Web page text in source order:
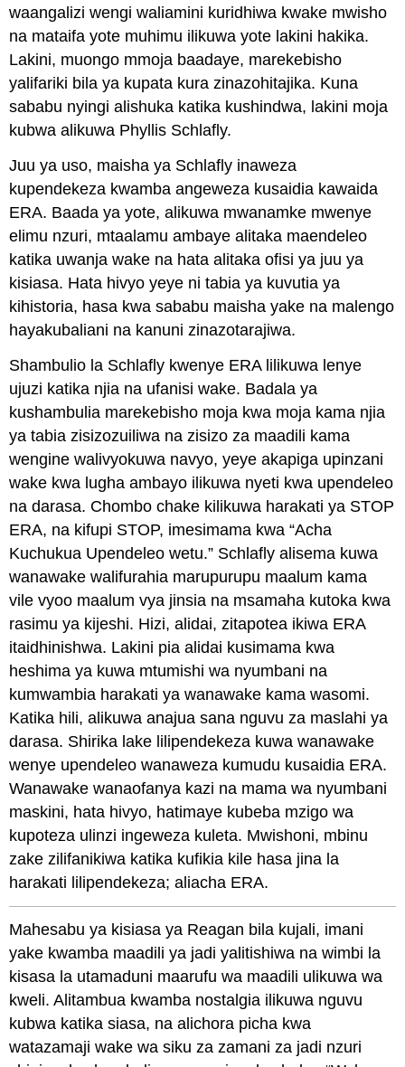
waangalizi wengi waliamini kuridhiwa kwake mwisho
na mataifa yote muhimu ilikuwa yote lakini hakika.
Lakini, muongo mmoja baadaye, marekebisho
yalifariki bila ya kupata kura zinazohitajika. Kuna
sababu nyingi alishuka katika kushindwa, lakini moja
kubwa alikuwa Phyllis Schlafly.
Juu ya uso, maisha ya Schlafly inaweza
kupendekeza kwamba angeweza kusaidia kawaida
ERA. Baada ya yote, alikuwa mwanamke mwenye
elimu nzuri, mtaalamu ambaye alitaka maendeleo
katika uwanja wake na hata alitaka ofisi ya juu ya
kisiasa. Hata hivyo yeye ni tabia ya kuvutia ya
kihistoria, hasa kwa sababu maisha yake na malengo
hayakubaliani na kanuni zinazotarajiwa.
Shambulio la Schlafly kwenye ERA lilikuwa lenye
ujuzi katika njia na ufanisi wake. Badala ya
kushambulia marekebisho moja kwa moja kama njia
ya tabia zisizozuiliwa na zisizo za maadili kama
wengine walivyokuwa navyo, yeye akapiga upinzani
wake kwa lugha ambayo ilikuwa nyeti kwa upendeleo
na darasa. Chombo chake kilikuwa harakati ya STOP
ERA, na kifupi STOP, imesimama kwa “Acha
Kuchukua Upendeleo wetu.” Schlafly alisema kuwa
wanawake walifurahia marupurupu maalum kama
vile vyoo maalum vya jinsia na msamaha kutoka kwa
rasimu ya kijeshi. Hizi, alidai, zitapotea ikiwa ERA
itaidhinishwa. Lakini pia alidai kusimama kwa
heshima ya kuwa mtumishi wa nyumbani na
kumwambia harakati ya wanawake kama wasomi.
Katika hili, alikuwa anajua sana nguvu za maslahi ya
darasa. Shirika lake lilipendekeza kuwa wanawake
wenye upendeleo wanaweza kumudu kusaidia ERA.
Wanawake wanaofanya kazi na mama wa nyumbani
maskini, hata hivyo, hatimaye kubeba mzigo wa
kupoteza ulinzi ingeweza kuleta. Mwishoni, mbinu
zake zilifanikiwa katika kufikia kile hasa jina la
harakati lilipendekeza; aliacha ERA.
Mahesabu ya kisiasa ya Reagan bila kujali, imani
yake kwamba maadili ya jadi yalitishiwa na wimbi la
kisasa la utamaduni maarufu wa maadili ulikuwa wa
kweli. Alitambua kwamba nostalgia ilikuwa nguvu
kubwa katika siasa, na alichora picha kwa
watazamaji wake wa siku za zamani za jadi nzuri